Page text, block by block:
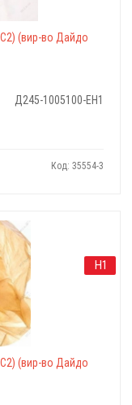
(вир-во Дайдо
Д245-1005100-ЕН1
Код: 35554-3
(вир-во Дайдо
Н1